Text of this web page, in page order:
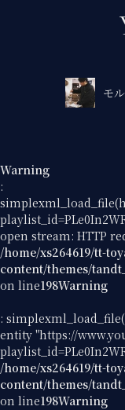
モ
Warning
:
open stream: HTTP
/home/xs264619/tt-
content/themes/
on line198Warning
:
entity "https://
/home/xs264619/tt-
content/themes/
on line198Warning